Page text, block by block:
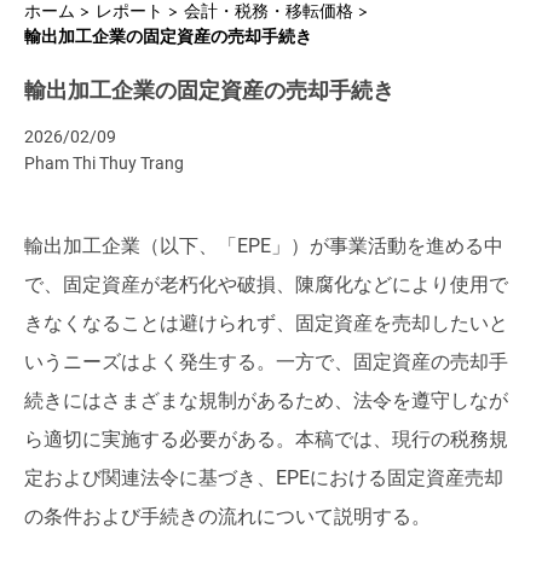
ホーム レポート
会計・税務・移転価格
輸出加工企業の固定資産の売却手続き
輸出加工企業の固定資産の売却手続き
2026/02/09
Pham Thi Thuy Trang
輸出加工企業（以下、「EPE」）が事業活動を進める中
で、固定資産が老朽化や破損、陳腐化などにより使用で
きなくなることは避けられず、固定資産を売却したいと
いうニーズはよく発生する。一方で、固定資産の売却手
続きにはさまざまな規制があるため、法令を遵守しなが
ら適切に実施する必要がある。本稿では、現行の税務規
定および関連法令に基づき、EPEにおける固定資産売却
の条件および手続きの流れについて説明する。